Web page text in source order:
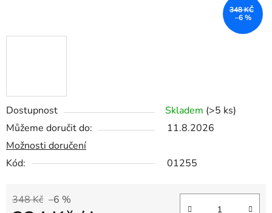
Dostupnost Skladem (>5 ks)
Můžeme doručit do:
11.8.2026
Možnosti doručení
Kód:
01255
348 Kč –6 %
348 KČ
–6 %